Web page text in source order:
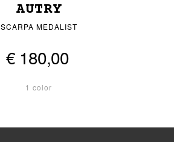
AUTRY
SCARPA MEDALIST
€ 180,00
1 color